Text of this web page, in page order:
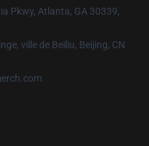
Pkwy, Atlanta, GA 30339,
ville de Beiliu, Beijing, CN